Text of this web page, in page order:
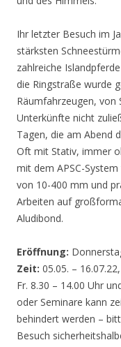
Ihr letzter Besuch im
stärksten
zahlreiche
die Ringstraße wurde
Räumfahrzeugen, von
Unterkünfte nicht
Tagen, die am Abend
Oft mit Stativ, immer
mit dem APSC-
von 10-400 mm und
Arbeiten auf
Aludibond.
Eröffnung:
Zeit: 05.05. –
Fr. 8.30 – 14.00 Uhr
oder Seminare kann
behindert werden –
Besuch